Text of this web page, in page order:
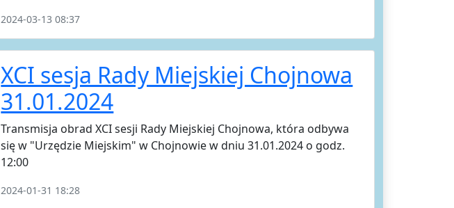
2024-03-13 08:37
XCI sesja Rady Miejskiej Chojnowa
31.01.2024
Transmisja obrad XCI sesji Rady Miejskiej Chojnowa, która odbywa
się w "Urzędzie Miejskim" w Chojnowie w dniu 31.01.2024 o godz.
12:00
2024-01-31 18:28